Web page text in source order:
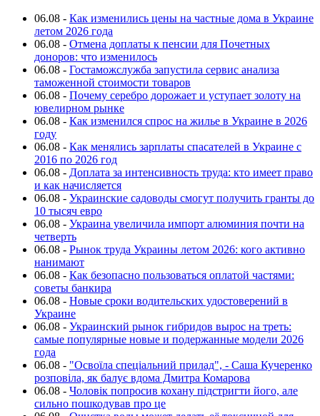
06.08 - Как изменились цены на частные дома в Украине
летом 2026 года
06.08 - Отмена доплаты к пенсии для Почетных
доноров: что изменилось
06.08 - Гостаможслужба запустила сервис анализа
таможенной стоимости товаров
06.08 - Почему серебро дорожает и уступает золоту на
ювелирном рынке
06.08 - Как изменился спрос на жилье в Украине в 2026
году
06.08 - Как менялись зарплаты спасателей в Украине с
2016 по 2026 год
06.08 - Доплата за интенсивность труда: кто имеет право
и как начисляется
06.08 - Украинские садоводы смогут получить гранты до
10 тысяч евро
06.08 - Украина увеличила импорт алюминия почти на
четверть
06.08 - Рынок труда Украины летом 2026: кого активно
нанимают
06.08 - Как безопасно пользоваться оплатой частями:
советы банкира
06.08 - Новые сроки водительских удостоверений в
Украине
06.08 - Украинский рынок гибридов вырос на треть:
самые популярные новые и подержанные модели 2026
года
06.08 - "Освоїла спеціальний прилад", - Саша Кучеренко
розповіла, як балує вдома Дмитра Комарова
06.08 - Чоловік попросив кохану підстригти його, але
сильно пошкодував про це